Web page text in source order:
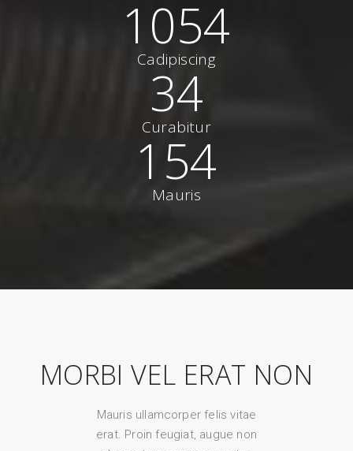
1054
Cadipiscing
34
Curabitur
154
Mauris
MORBI VEL ERAT NON
Mauris ullamcorper felis vitae
erat. Proin feugiat, augue non